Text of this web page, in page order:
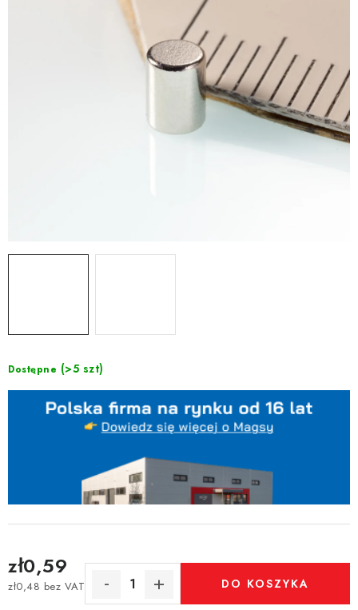
Odstąpienie od umowy
Dostępne (>5 szt)
zł0,59
zł0,48 bez VAT
Cena jednostkowa:
DO KOSZYKA